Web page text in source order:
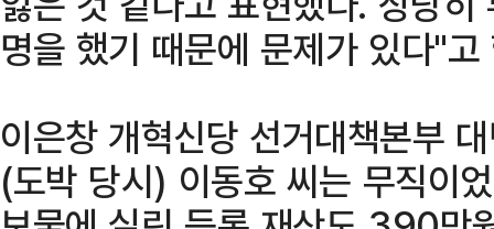
명을 했기 때문에 문제가 있다"고
이은창 개혁신당 선거대책본부
(도박 당시) 이동호 씨는 무직이